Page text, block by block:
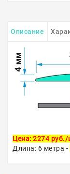
Описание
Цена: 2274 руб./
Длина: 6 метра -